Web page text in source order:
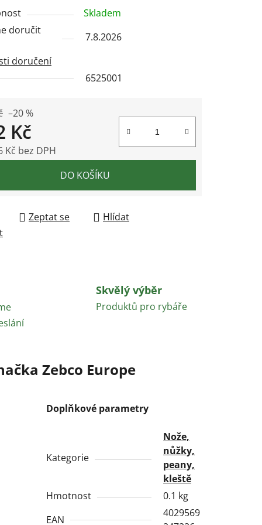
Skladem
doručit
7.8.2026
doručení
6525001
–20 %
Kč
Kč bez DPH
DO KOŠÍKU
Zeptat se
Hlídat
Skvělý výběr
Produktů pro rybáře
Zebco Europe
Doplňkové parametry
Kategorie
Nože,
nůžky,
peany,
kleště
Hmotnost
0.1 kg
EAN
4029569